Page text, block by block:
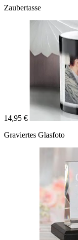
Zaubertasse
14,95 €
Graviertes Glasfoto